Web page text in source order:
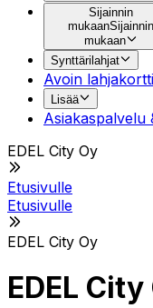
Sijainnin
mukaanSijainnin
mukaan
Synttärilahjat
Avoin lahjakortti
Lisää
Asiakaspalvelu
EDEL City Oy
Etusivulle
Etusivulle
EDEL City Oy
EDEL City